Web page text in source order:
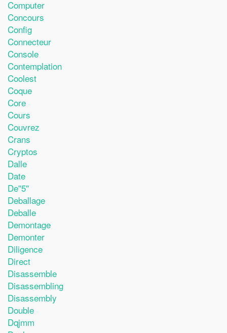
Computer
Concours
Config
Connecteur
Console
Contemplation
Coolest
Coque
Core
Cours
Couvrez
Crans
Cryptos
Dalle
Date
De''5''
Deballage
Deballe
Demontage
Demonter
Diligence
Direct
Disassemble
Disassembling
Disassembly
Double
Dqjmm